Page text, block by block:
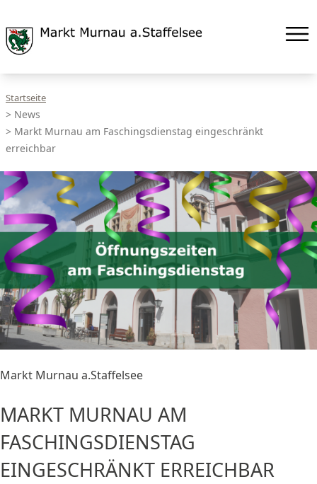
Startseite
> News
> Markt Murnau am Faschingsdienstag eingeschränkt
erreichbar
Markt Murnau a.Staffelsee
MARKT MURNAU AM
FASCHINGSDIENSTAG
EINGESCHRÄNKT ERREICHBAR